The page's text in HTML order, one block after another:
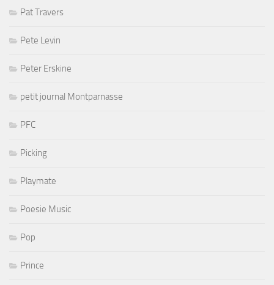
Pat Travers
Pete Levin
Peter Erskine
petit journal Montparnasse
PFC
Picking
Playmate
Poesie Music
Pop
Prince